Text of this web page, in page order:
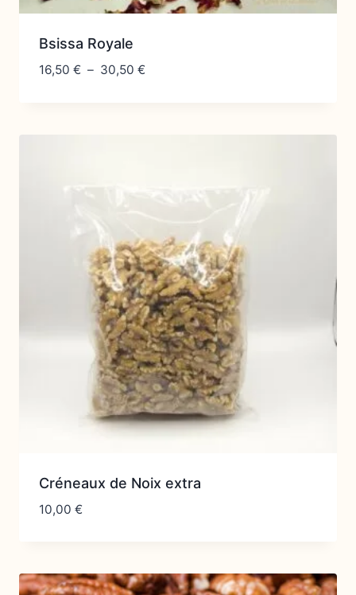
Bsissa Royale
16,50 € – 30,50 €
Créneaux de Noix extra
10,00 €